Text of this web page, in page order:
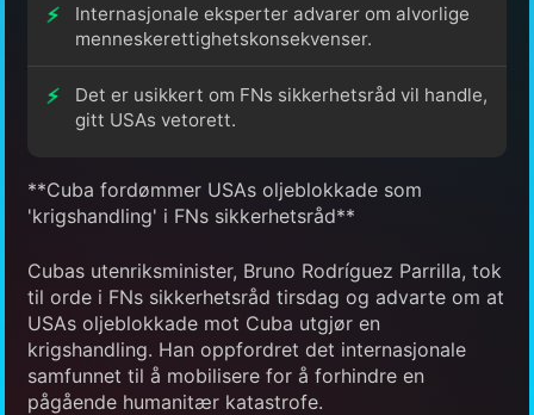
Internasjonale eksperter advarer om alvorlige
menneskerettighetskonsekvenser.
Det er usikkert om FNs sikkerhetsråd vil handle,
gitt USAs vetorett.
**Cuba fordømmer USAs oljeblokkade som
'krigshandling' i FNs sikkerhetsråd**
Cubas utenriksminister, Bruno Rodríguez Parrilla, tok
til orde i FNs sikkerhetsråd tirsdag og advarte om at
USAs oljeblokkade mot Cuba utgjør en
krigshandling. Han oppfordret det internasjonale
samfunnet til å mobilisere for å forhindre en
pågående humanitær katastrofe.